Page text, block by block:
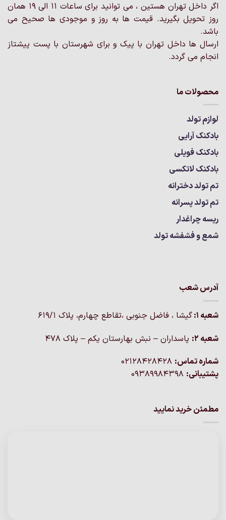
اگر داخل تهران هستین ، می توانید برای ساعات 11 الی 19 همان
روز تحویل بگیرید. قیمت ها به روز و موجودی ها صحیح می
باشد.
ارسال ها داخل تهران با پیک و برای شهرستان با پست پیشتاز
انجام می گردد.
محصولات ما
لوازم تولد
بادکنک آرایی
بادکنک فویلی
بادکنک لاتکسی
تم تولد دخترانه
تم تولد پسرانه
ریسه چراغدار
شمع و فشفشه تولد
آدرس شعب
شعبه 1:
گيشا ، فاضل جنوبی ،تقاطع چهارم، پلاک 619/1
شعبه 2:
پاسداران – نبش بهارستان یکم – پلاک ۴۷۸
شماره تماس:
پشتیبانی:
مطمئن خرید نمایید